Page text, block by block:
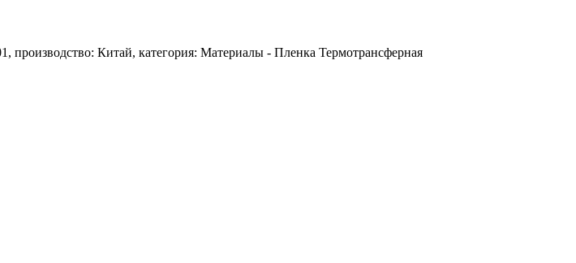
производство: Китай, категория: Материалы - Пленка Термотрансферная